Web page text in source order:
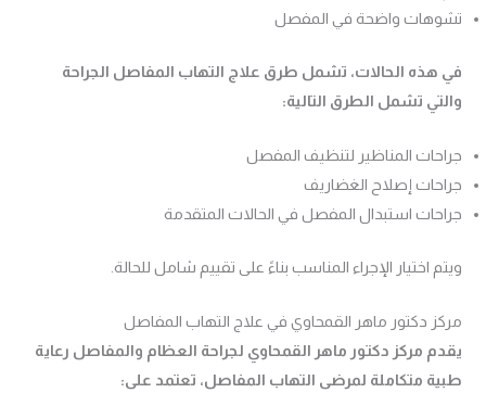
تشوهات واضحة في المفصل
في هذه الحالات، تشمل طرق علاج التهاب المفاصل الجراحة
والتي تشمل الطرق التالية:
جراحات المناظير لتنظيف المفصل
جراحات إصلاح الغضاريف
جراحات استبدال المفصل في الحالات المتقدمة
ويتم اختيار الإجراء المناسب بناءً على تقييم شامل للحالة.
مركز دكتور ماهر القمحاوي في علاج التهاب المفاصل
يقدم مركز دكتور ماهر القمحاوي لجراحة العظام والمفاصل رعاية
طبية متكاملة لمرضى التهاب المفاصل، تعتمد على: